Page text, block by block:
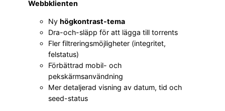
Webbklienten
Ny högkontrast-tema
Dra-och-släpp för att lägga till torrents
Fler filtreringsmöjligheter (integritet,
felstatus)
Förbättrad mobil- och
pekskärmsanvändning
Mer detaljerad visning av datum, tid och
seed-status